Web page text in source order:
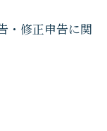
・修正申告に関